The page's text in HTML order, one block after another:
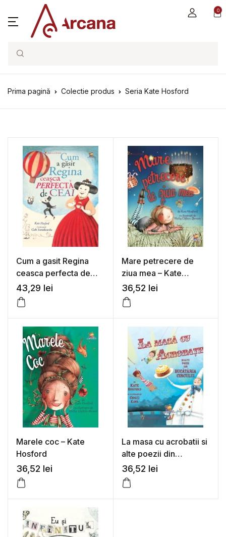
0
Search
Prima pagină Colectie produs Seria Kate Hosford
Cum a gasit Regina
ceasca perfecta de
ceai – Kate Hosford
43,29 lei
Mare petrecere de
ziua mea – Kate
Hosford
36,52 lei
Marele coc – Kate
Hosford
36,52 lei
La masa cu acrobatii si
alte poezii din
Bucataria Circului –
Kate Hosford
36,52 lei